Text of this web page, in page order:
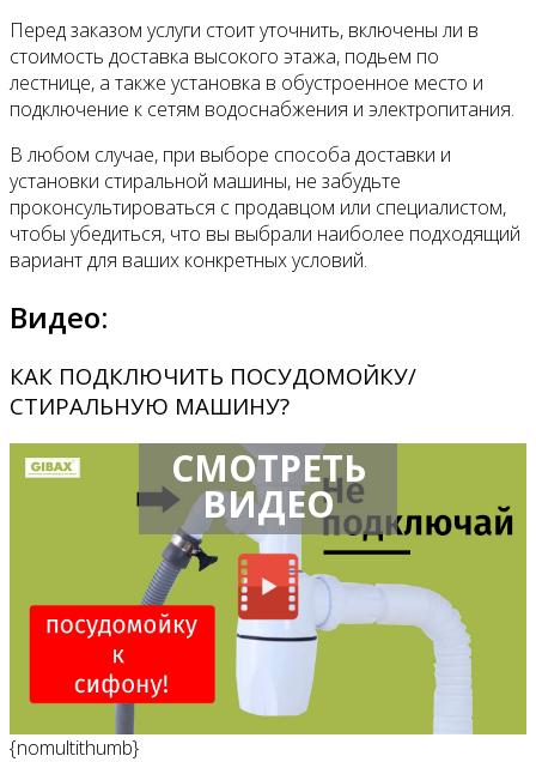
Перед заказом услуги стоит уточнить, включены ли в
стоимость доставка высокого этажа, подьем по
лестнице, а также установка в обустроенное место и
подключение к сетям водоснабжения и электропитания.
В любом случае, при выборе способа доставки и
установки стиральной машины, не забудьте
проконсультироваться с продавцом или специалистом,
чтобы убедиться, что вы выбрали наиболее подходящий
вариант для ваших конкретных условий.
Видео:
КАК ПОДКЛЮЧИТЬ ПОСУДОМОЙКУ/
СТИРАЛЬНУЮ МАШИНУ?
СМОТРЕТЬ
ВИДЕО
{nomultithumb}